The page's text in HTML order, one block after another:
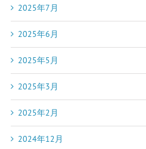
2025年7月
2025年6月
2025年5月
2025年3月
2025年2月
2024年12月